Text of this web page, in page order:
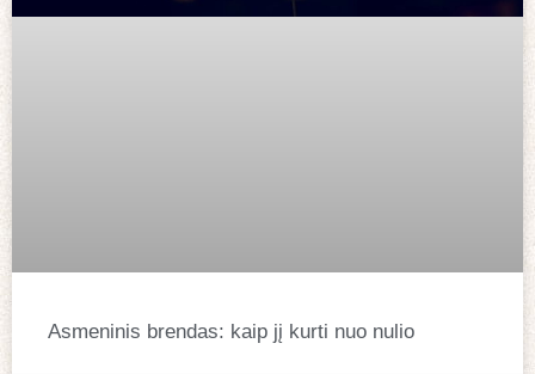
Asmeninis brendas: kaip jį kurti nuo nulio